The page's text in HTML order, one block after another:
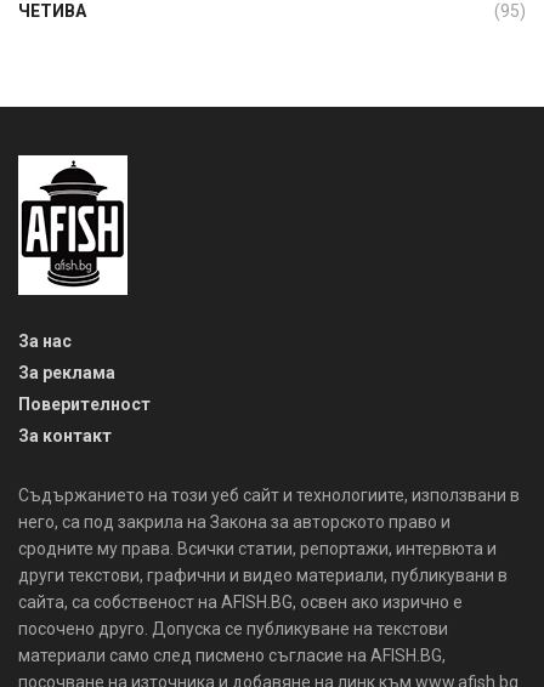
ЧЕТИВА (95)
За нас
За реклама
Поверителност
За контакт
Съдържанието на този уеб сайт и технологиите, използвани в
него, са под закрила на Закона за авторското право и
сродните му права. Всички статии, репортажи, интервюта и
други текстови, графични и видео материали, публикувани в
сайта, са собственост на AFISH.BG, освен ако изрично е
посочено друго. Допуска се публикуване на текстови
материали само след писмено съгласие на AFISH.BG,
посочване на източника и добавяне на линк към www.afish.bg.